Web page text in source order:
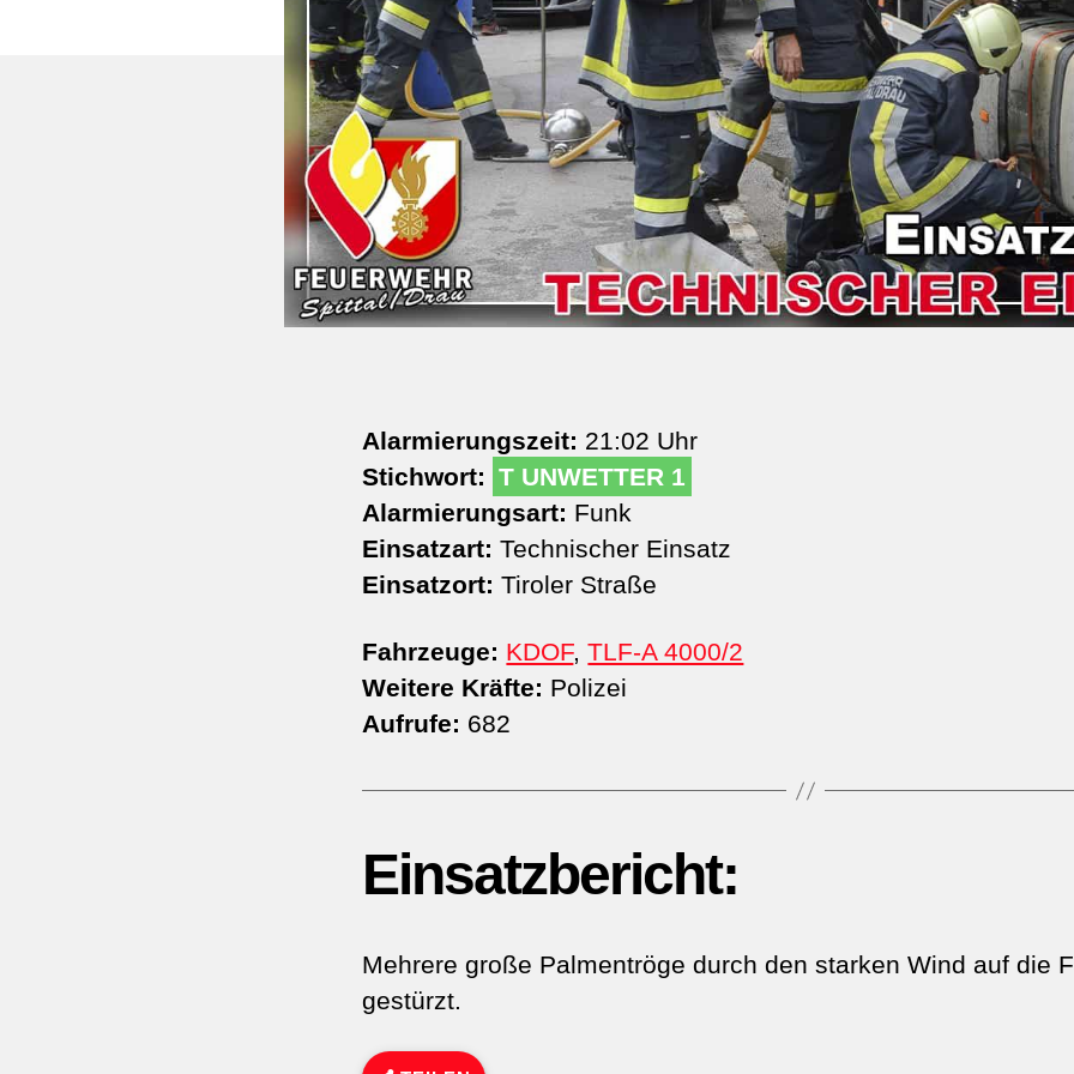
Alarmierungszeit: 21:02 Uhr
Stichwort: T UNWETTER 1
Alarmierungsart: Funk
Einsatzart: Technischer Einsatz
Einsatzort: Tiroler Straße
Fahrzeuge: KDOF,TLF-A 4000/2
Weitere Kräfte: Polizei
Aufrufe: 682
Einsatzbericht:
Mehrere große Palmentröge durch den starken Wind auf die
gestürzt.